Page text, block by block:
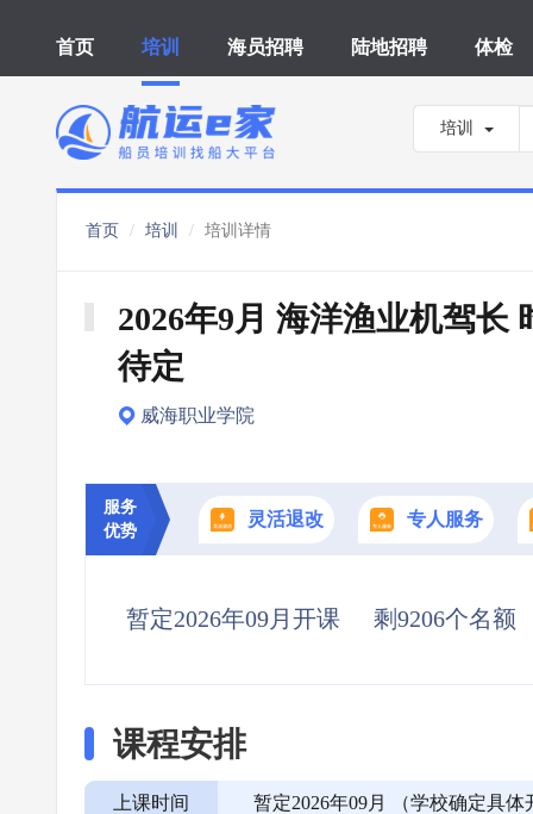
首页 培训 海员招聘 陆地招聘 体检
培训
首页 培训 培训详情
2026年9月 海洋渔业机驾长
待定
威海职业学院
服务
优势
灵活退改 专人服务
暂定2026年09月开课 剩9206个名额
课程安排
上课时间 暂定2026年09月 （学校确定具